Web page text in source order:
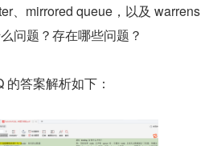
、mirrored queue，以及 warrens
问题？存在哪些问题？
答案解析如下：